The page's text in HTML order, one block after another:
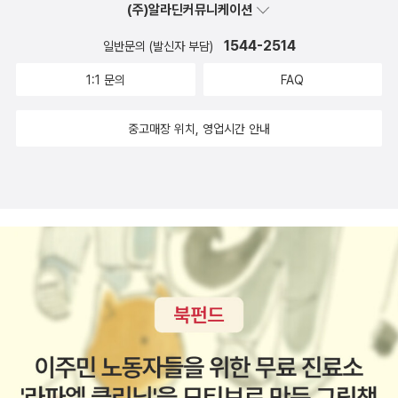
아는 말을 실제로 살고 있는가, 아니면 알고만 지나치는가. 그래서 이
로 담백하고 잔잔하다. 큰 반전으로 몰아치기보다는, 산책하듯 장면
이 이어지며 사유가 스민다. 그래서 빠른 전개를 기대하면 심심할 수
리’를 마련해준다. 철학 소설이 어렵게 느껴지는 독자도, “이론을 공
리고 작은 공동체와 자연의 리듬 속에서 삶의 기준을 다시 세우게 한
다. 인공지능과 기후 위기라는 거대한 파도 앞에서 이 소설은 정답을
내놓지 않는다. 대신 백양이 살아내는 방식을 보여준다. 그 조용한 실
천이야말로 『도덕경』이 지금도 읽히는 이유를, 소설로 설득하는 순간
구나 쉽게 따라갈 수 있었다 그래서 나는 이 책을 철학 입문서로도
추천하고 싶고 동시에 마음을 쉬게 하는 위로의 책으로도 권하고 싶
(주)알라딘커뮤니케이션
일반문의 (발신자 부담) 1544-2514
1:1 문의 FAQ
중고매장 위치, 영업시간 안내